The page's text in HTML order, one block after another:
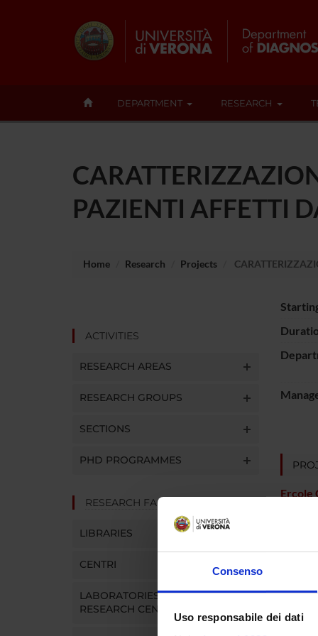
Consenso
Uso responsabile dei dati
DEPARTMENT RESEARCH
PAZIENTI AFFETTI
Home Research Projects
ACTIVITIES
RESEARCH AREAS
RESEARCH GROUPS
SECTIONS
PHD PROGRAMMES
RESEARCH FACILITIES
LIBRARIES
CENTRI
LABORATORIES AND
RESEARCH CENTRES
Ercole